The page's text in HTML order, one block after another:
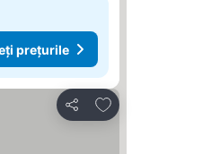
prețurile
Distribuiți
Adăugaţi la favorite